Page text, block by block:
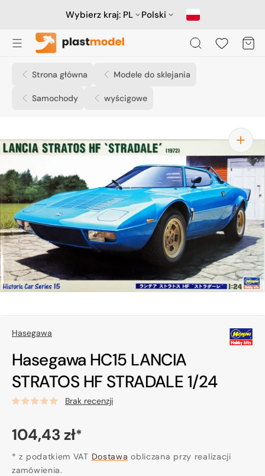
Wybierz kraj: PL Polski
Koszyk
Strona główna Modele do sklejania
Samochody wyścigowe
Otwórz
media
1
w
Hasegawa
Hasegawa HC15 LANCIA
STRATOS HF STRADALE 1/24
Brak recenzji
Cena
regularna
104,43 zł*
* z podatkiem VAT Dostawa obliczana przy realizacji
zamówienia.